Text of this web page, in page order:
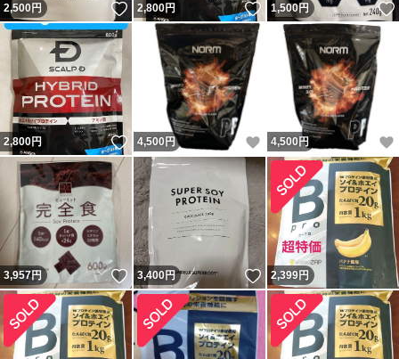
2,500円 いいね！
2,800円 いいね！
1,500円
2,800円 いいね！
4,500 円 いいね！
4,500 円
3,957円 いいね！
3,400円 いいね！
2,399円